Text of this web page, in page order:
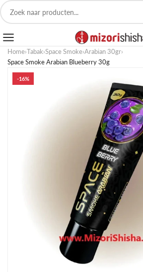
Home›Tabak›Space Smoke›Arabian 30gr›
Space Smoke Arabian Blueberry 30g
-16%